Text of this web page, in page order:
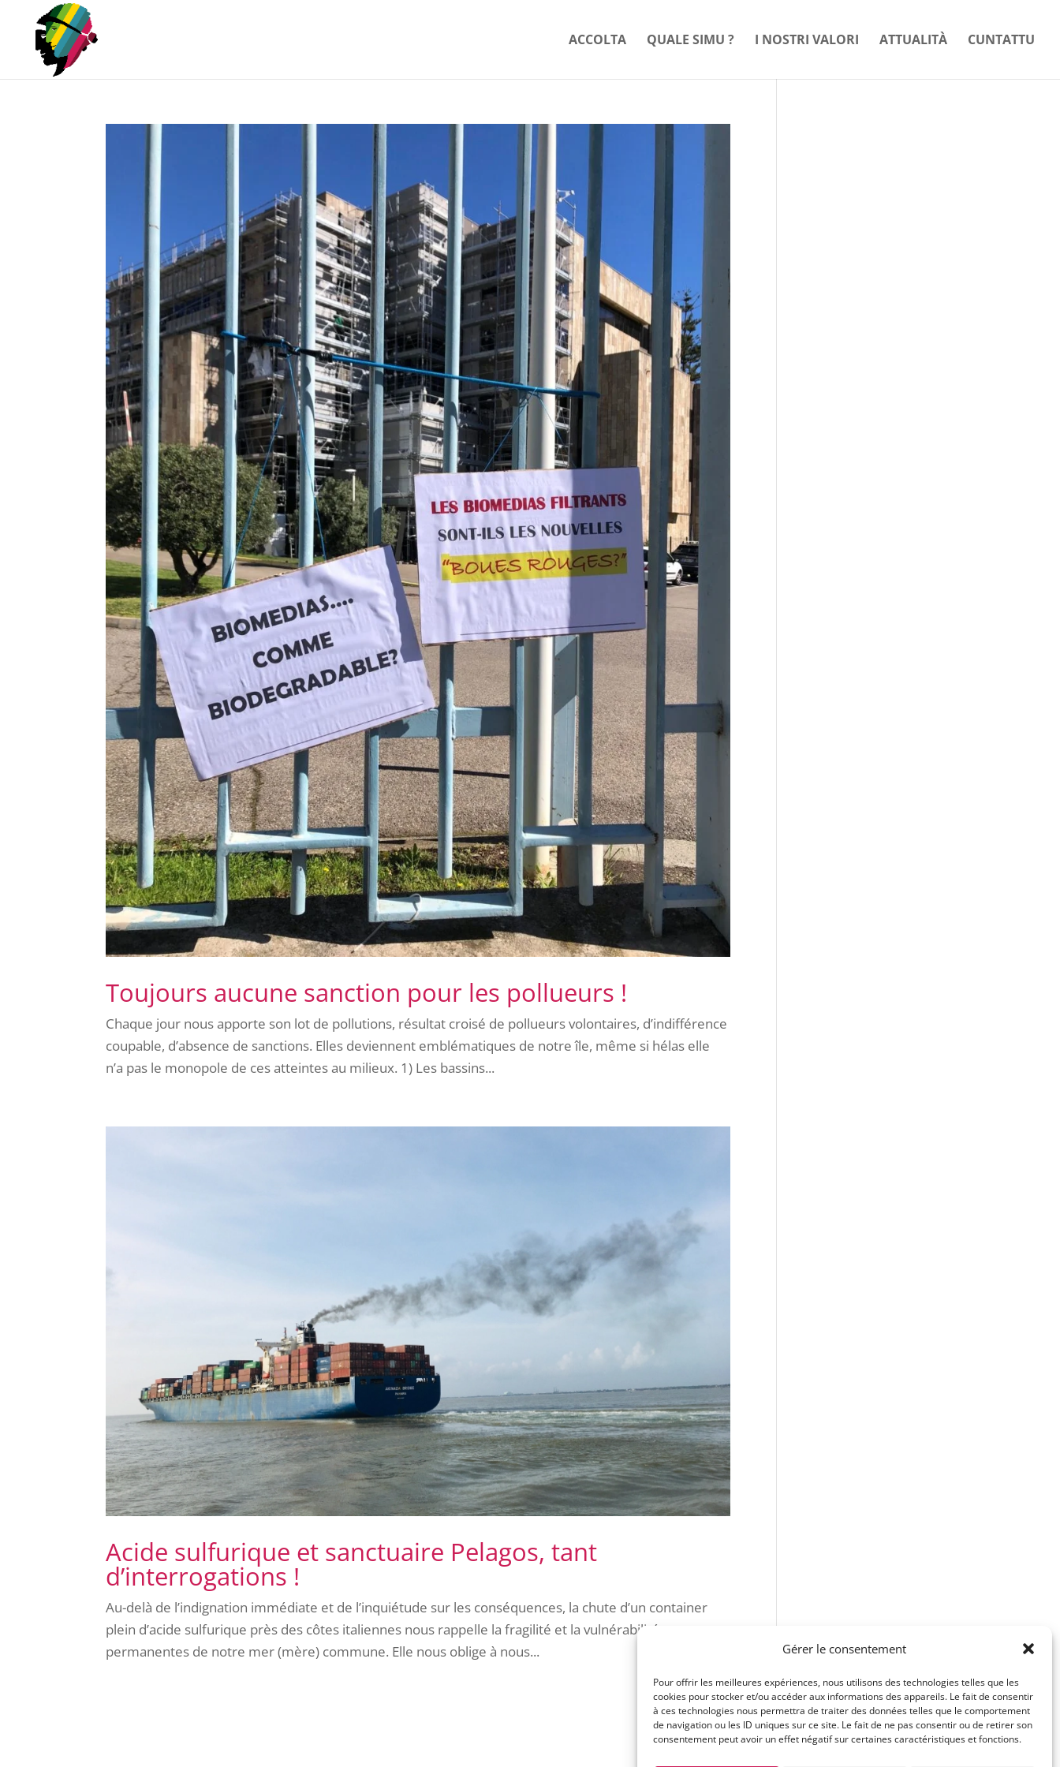
Gérer le consentement
Pour offrir les meilleures expériences, nous utilisons des technologies telles que les
cookies pour stocker et/ou accéder aux informations des appareils. Le fait de consentir
à ces technologies nous permettra de traiter des données telles que le comportement
de navigation ou les ID uniques sur ce site. Le fait de ne pas consentir ou de retirer son
consentement peut avoir un effet négatif sur certaines caractéristiques et fonctions.
ACCOLTA QUALE SIMU ? I NOSTRI VALORI ATTUALITÀ CUNTATTU
Toujours aucune sanction pour les pollueurs !
Chaque jour nous apporte son lot de pollutions, résultat croisé de pollueurs volontaires, d’indifférence
coupable, d’absence de sanctions. Elles deviennent emblématiques de notre île, même si hélas elle
n’a pas le monopole de ces atteintes au milieux. 1) Les bassins...
Acide sulfurique et sanctuaire Pelagos, tant
d’interrogations !
Au-delà de l’indignation immédiate et de l’inquiétude sur les conséquences, la chute d’un container
plein d’acide sulfurique près des côtes italiennes nous rappelle la fragilité et la vulnérabilité
permanentes de notre mer (mère) commune. Elle nous oblige à nous...